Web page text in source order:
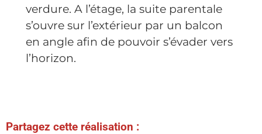
verdure. A l’étage, la suite parentale
s’ouvre sur l’extérieur par un balcon
en angle afin de pouvoir s’évader vers
l’horizon.
Partagez cette réalisation :